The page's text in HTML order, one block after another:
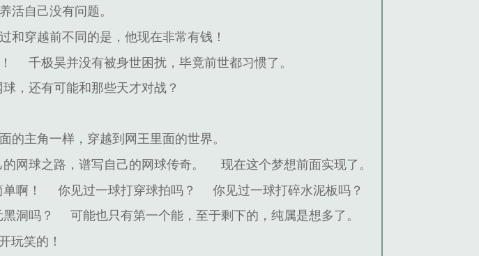
活自己没有问题。
和穿越前不同的是，他现在非常有钱！
千极昊并没有被身世困扰，毕竟前世都习惯了。
，还有可能和那些天才对战？
的主角一样，穿越到网王里面的世界。
网球之路，谱写自己的网球传奇。
现在这个梦想前面实现了。
啊！ 你见过一球打穿球拍吗？
你见过一球打碎水泥板吗？
洞吗？
可能也只有第一个能，至于剩下的，纯属是想多了。
玩笑的！